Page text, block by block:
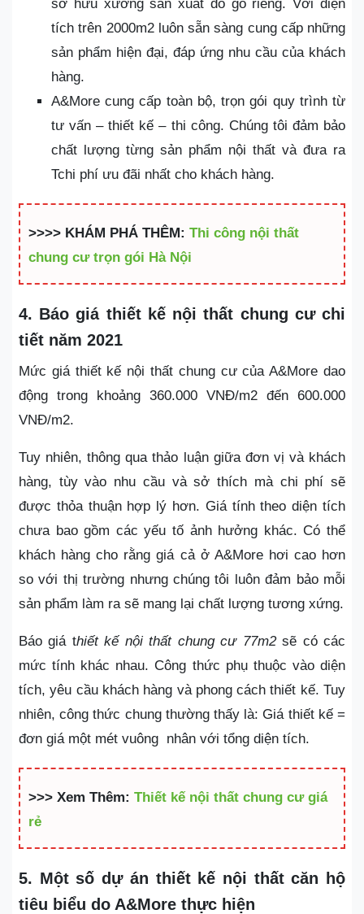
sở hữu xưởng sản xuất đồ gỗ riêng. Với diện
tích trên 2000m2 luôn sẵn sàng cung cấp những
sản phẩm hiện đại, đáp ứng nhu cầu của khách
hàng.
A&More cung cấp toàn bộ, trọn gói quy trình từ
tư vấn – thiết kế – thi công. Chúng tôi đảm bảo
chất lượng từng sản phẩm nội thất và đưa ra
Tchi phí ưu đãi nhất cho khách hàng.
>>>> KHÁM PHÁ THÊM: Thi công nội thất
chung cư trọn gói Hà Nội
4. Báo giá thiết kế nội thất chung cư chi
tiết năm 2021
Mức giá thiết kế nội thất chung cư của A&More dao
động trong khoảng 360.000 VNĐ/m2 đến 600.000
VNĐ/m2.
Tuy nhiên, thông qua thảo luận giữa đơn vị và khách
hàng, tùy vào nhu cầu và sở thích mà chi phí sẽ
được thỏa thuận hợp lý hơn. Giá tính theo diện tích
chưa bao gồm các yếu tố ảnh hưởng khác. Có thể
khách hàng cho rằng giá cả ở A&More hơi cao hơn
so với thị trường nhưng chúng tôi luôn đảm bảo mỗi
sản phẩm làm ra sẽ mang lại chất lượng tương xứng.
Báo giá thiết kế nội thất chung cư 77m2sẽ có các
mức tính khác nhau. Công thức phụ thuộc vào diện
tích, yêu cầu khách hàng và phong cách thiết kế. Tuy
nhiên, công thức chung thường thấy là: Giá thiết kế =
đơn giá một mét vuông nhân với tổng diện tích.
>>> Xem Thêm: Thiết kế nội thất chung cư giá
rẻ
5. Một số dự án thiết kế nội thất căn hộ
tiêu biểu do A&More thực hiện